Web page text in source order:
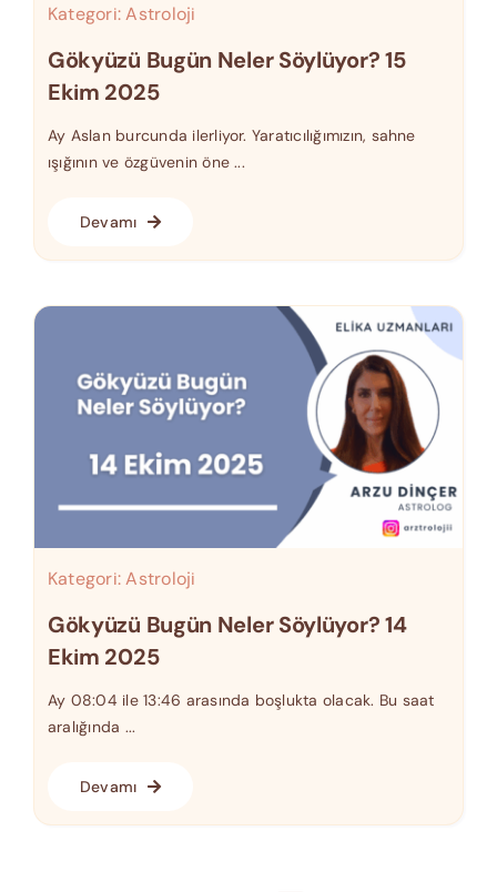
Kategori:Astroloji
Gökyüzü Bugün Neler Söylüyor? 15
Ekim 2025
Ay Aslan burcunda ilerliyor. Yaratıcılığımızın, sahne
ışığının ve özgüvenin öne ...
Devamı
Kategori:Astroloji
Gökyüzü Bugün Neler Söylüyor? 14
Ekim 2025
Ay 08:04 ile 13:46 arasında boşlukta olacak. Bu saat
aralığında ...
Devamı